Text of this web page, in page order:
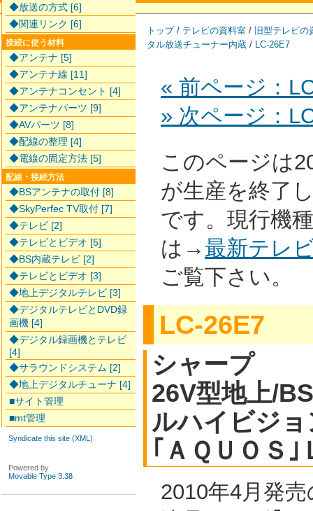
トップ/ テレビの資料室 / 旧型テレビの
タル放送チューナー内蔵 / LC-26E7
« 前ページ：
» 次ページ：
このページは
が生産を終了
です。現行機
は→最新テレ
ご覧下さい。
LC-26E7
シャープ
26V型地上/
ルハイビジ
｢ＡＱＵＯＳ
2010年4月発
◆放送の方式 [6]
◆関連リンク [6]
接続に使う材料
◆アンテナ [5]
◆アンテナ線 [11]
◆アンテナコンセント [4]
◆アンテナパーツ [9]
◆AVパーツ [8]
◆配線の整理 [4]
◆電線の固定方法 [5]
配線・接続方法
◆BSアンテナの取付 [8]
◆SkyPerfec TV取付 [7]
◆テレビ [2]
◆テレビとビデオ [5]
◆BS内蔵テレビ [2]
◆テレビとビデオ [3]
◆地上デジタルテレビ [3]
◆デジタルテレビとDVD録
画機 [4]
◆デジタル録画機とテレビ
[4]
◆サラウンドシステム [2]
◆地上デジタルチューナ [4]
■サイト管理
■mt管理
Syndicate this site (XML)
Powered by
Movable Type 3.38